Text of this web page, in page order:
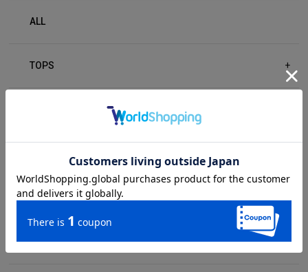
ALL
TOPS +
DRESS/ONE-PIECE
ACCESSORIES +